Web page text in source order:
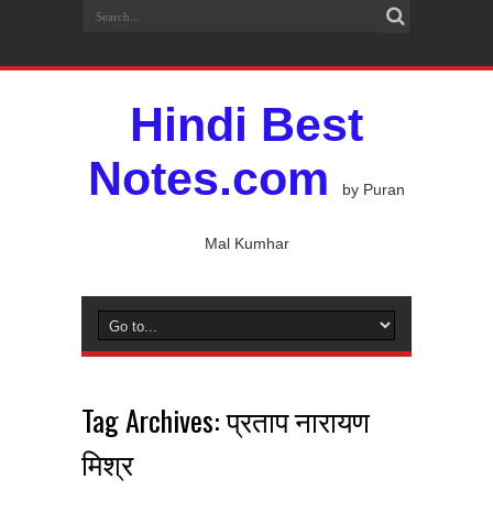
Hindi Best
Notes.com
by Puran
Mal Kumhar
Tag Archives:प्रताप नारायण
मिश्र